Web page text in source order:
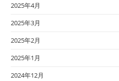
2025年4月
2025年3月
2025年2月
2025年1月
2024年12月